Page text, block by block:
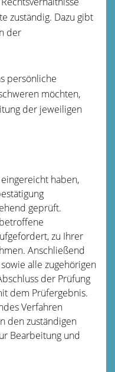
zuständig. Dazu gibt
der
persönliche
möchten,
der jeweiligen
haben,
geprüft.
zu Ihrer
Anschließend
alle zugehörigen
der Prüfung
dem Prüfergebnis.
Verfahren
den zuständigen
Bearbeitung und